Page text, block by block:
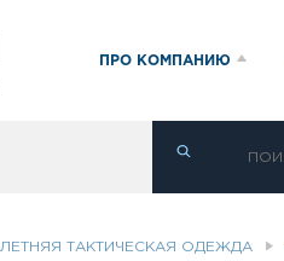
ПРО КОМПАНИЮ
ЛЕТНЯЯ ТАКТИЧЕСКАЯ ОДЕЖДА